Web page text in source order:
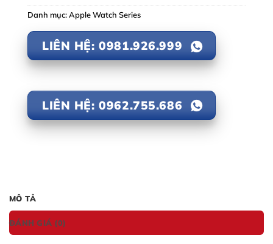
Danh mục:Apple Watch Series
LIÊN HỆ: 0981.926.999
LIÊN HỆ: 0962.755.686
MÔ TẢ
ĐÁNH GIÁ (0)